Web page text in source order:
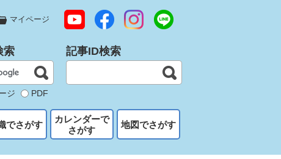
マイページ
索
ジ PDF
記事ID検索
でさがす
カレンダーで
さがす
地図でさがす